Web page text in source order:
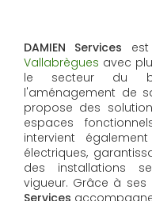
DAMIEN Services
Vallabrègues avec
le secteur du
l'aménagement de
propose des
espaces
intervient
électriques,
des installations
vigueur. Grâce à ses
Services